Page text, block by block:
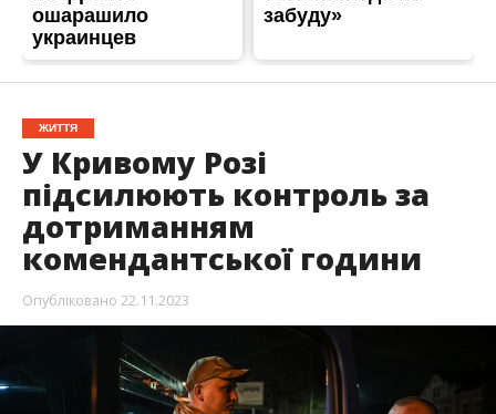
ЖИТТЯ
У Кривому Розі
підсилюють контроль за
дотриманням
комендантської години
Опубліковано 22.11.2023